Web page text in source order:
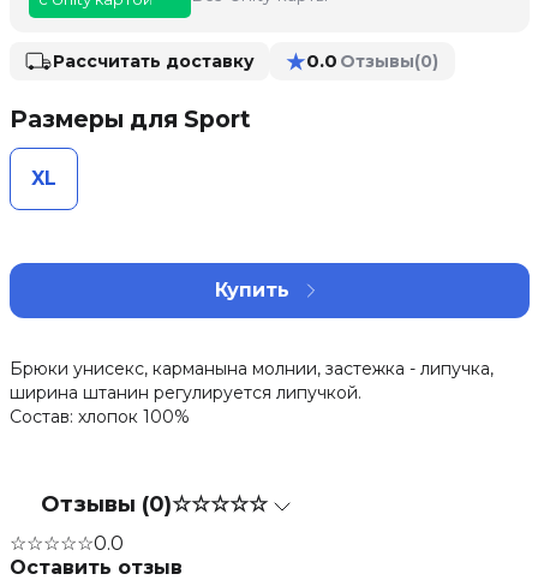
Рассчитать доставку ★0.0 Отзывы(0)
Размеры для Sport
XL
Купить
Брюки унисекс, карманына молнии, застежка - липучка,
ширина штанин регулируется липучкой.
Состав: хлопок 100%
Отзывы (0)☆☆☆☆☆
☆☆☆☆☆0.0
Оставить отзыв